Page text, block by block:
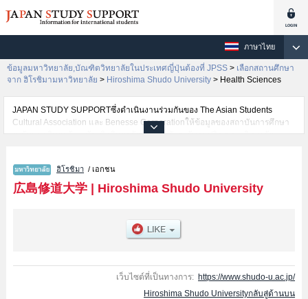
ภาษาไทย
ข้อมูลมหาวิทยาลัย,บัณฑิตวิทยาลัยในประเทศญี่ปุ่นต้องที่ JPSS > เลือกสถานศึกษา
จาก ฮิโรชิมามหาวิทยาลัย > Hiroshima Shudo University > Health Sciences
JAPAN STUDY SUPPORTซึ่งดำเนินงานร่วมกันของ The Asian Students
Cultural Association และ Benesse Corporationให้ข้อมูลของสถาบันการศึกษา
ระดับมหาวิทยาลัย・บัณฑิตวิทยาลัย・วิทยาลัยระดับอนุปริญญา・วิทยาลัย
นักศึกษาต่างชาติเช่นข้อมูลของแต่ละคณะ,ข้อมูลการสอบคัดเลือกเข้าศึกษาเช่น
จำนวนคนที่รับสมัครหรือจำนวนคนที่ผ่านการสอบคัดเลือกเป็นต้น,แนะนำสถาน
ที่,การเดินทางเป็นต้นไว้ด้วยดังนั้นขอเชิญใช้บริการค้นหาข้อมูลตามอัธยาศัย
ฮิโรชิมา / เอกชน
広島修道大学| Hiroshima Shudo University
เว็บไซต์ที่เป็นทางการ: https://www.shudo-u.ac.jp/
Hiroshima Shudo Universityกลับสู่ด้านบน